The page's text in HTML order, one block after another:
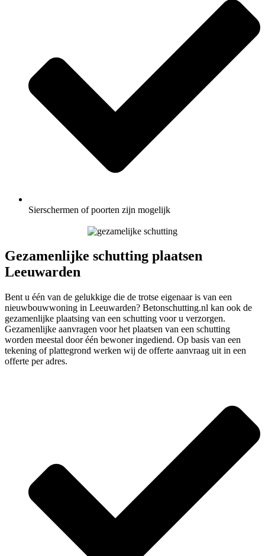
Sierschermen of poorten zijn mogelijk
Gezamenlijke schutting plaatsen
Leeuwarden
Bent u één van de gelukkige die de trotse eigenaar is van een
nieuwbouwwoning in Leeuwarden? Betonschutting.nl kan ook de
gezamenlijke plaatsing van een schutting voor u verzorgen.
Gezamenlijke aanvragen voor het plaatsen van een schutting
worden meestal door één bewoner ingediend. Op basis van een
tekening of plattegrond werken wij de offerte aanvraag uit in een
offerte per adres.